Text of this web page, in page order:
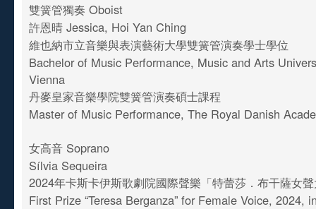
雙簧管獨奏 Oboist
許恩晴 Jessica, Hoi Yan Ching
維也納市立音樂與表演藝術大學雙簧管演奏學士學位
Bachelor of Music Performance, Music and Arts
Vienna
丹麥皇家音樂學院雙簧管演奏碩士課程
Master of Music Performance, The Royal Danish
女高音 Soprano
Sílvia Sequeira
2024年卡斯卡伊斯歌劇院國際聲樂「特蕾莎．布干薩女
First Prize “Teresa Berganza” for Female Voice, 2024,